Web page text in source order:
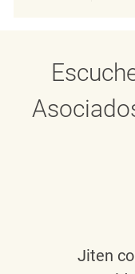
Jiten